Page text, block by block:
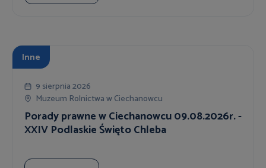
Inne
9 sierpnia 2026
Muzeum Rolnictwa w Ciechanowcu
Porady prawne w Ciechanowcu 09.08.2026r. -
XXIV Podlaskie Święto Chleba